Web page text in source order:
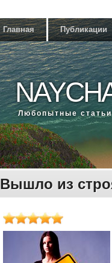
Главная Публикации
Любοпытные
Вышло из